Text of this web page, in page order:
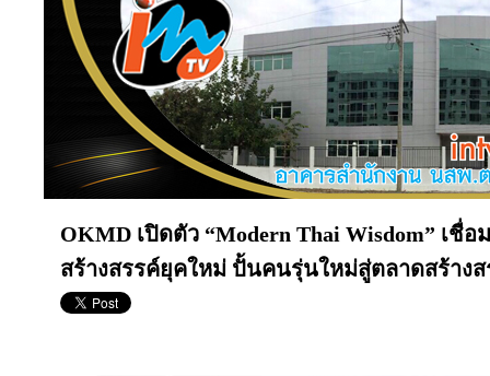
OKMD เปิดตัว “Modern Thai Wisdom” เชื่
สร้างสรรค์ยุคใหม่ ปั้นคนรุ่นใหม่สู่ตลาดสร้างส